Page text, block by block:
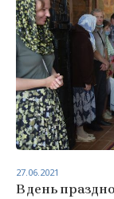
В день
27.06.2021